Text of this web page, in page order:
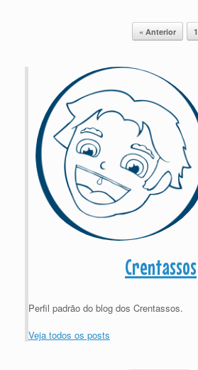
« Anterior 1
Crentassos
Perfil padrão do blog dos Crentassos.
Veja todos os posts